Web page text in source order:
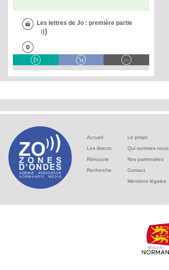
Les lettres de Jo : première partie
Accueil
Les directs
Réécoute
Recherche
Le projet
Qui sommes nous
Nos partenaires
Contact
Mentions légales